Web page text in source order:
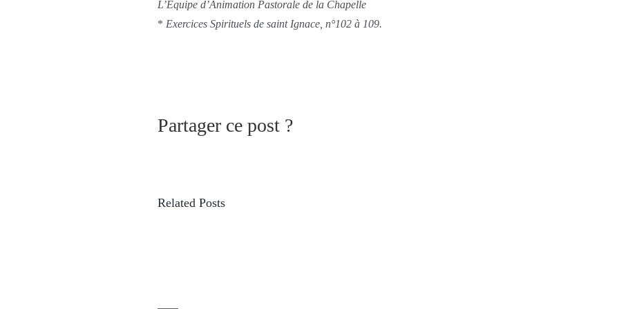
L’Équipe d’Animation Pastorale de la Chapelle
* Exercices Spirituels de saint Ignace, n°102 à 109.
Partager ce post ?
Related Posts